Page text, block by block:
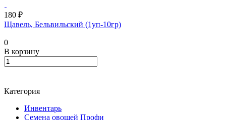
180 ₽
Щавель, Бельвильский (1уп-10гр)
0
В корзину
Категория
Инвентарь
Семена овощей Профи